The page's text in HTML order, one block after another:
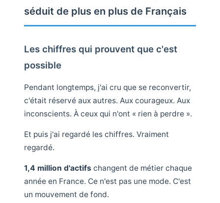
séduit de plus en plus de Français
Les chiffres qui prouvent que c'est
possible
Pendant longtemps, j'ai cru que se reconvertir,
c'était réservé aux autres. Aux courageux. Aux
inconscients. À ceux qui n'ont « rien à perdre ».
Et puis j'ai regardé les chiffres. Vraiment
regardé.
1,4 million d'actifs changent de métier chaque
année en France. Ce n'est pas une mode. C'est
un mouvement de fond.